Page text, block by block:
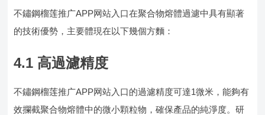
不鏽鋼榴莲推广APP网站入口在聚合物熔體過濾中具有顯著
的技術優勢，主要體現在以下幾個方麵：
4.1 高過濾精度
不鏽鋼榴莲推广APP网站入口的過濾精度可達1微米，能夠有
效攔截聚合物熔體中的微小顆粒物，確保產品的純淨度。研